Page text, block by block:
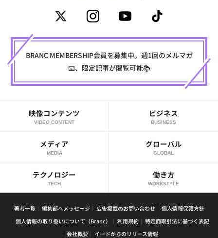
BRANC MEMBERSHIP会員を募集中。週1回のメルマガ
📧、限定記事が閲覧可能📚
映像コンテンツ
VIDEO CONTENT
ビジネス
BUSINESS
メディア
MEDIA
グローバル
GLOBAL
テクノロジー
TECH
働き方
WORKSTYLE
著者一覧 編集部へメッセージ 広告掲載のお問い合わせ
個人情報保護方針
個人情報の取り扱いについて（Branc）
利用規約
特定商取引法に基づく表記
会社概要
イードからのリリース情報